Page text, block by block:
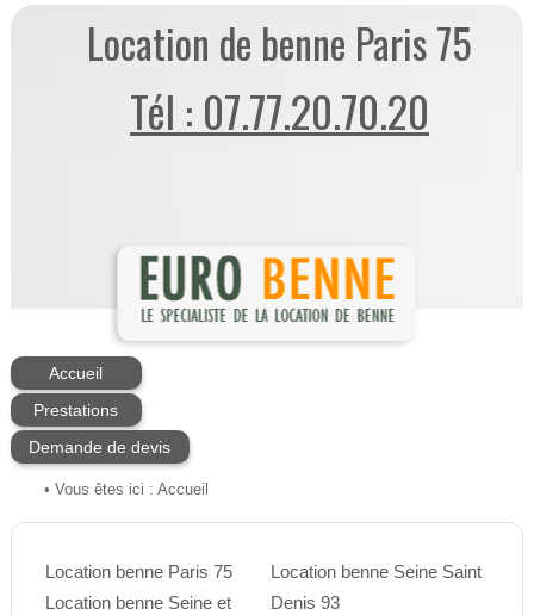
Location de benne Paris 75
Tél : 07.77.20.70.20
Accueil
Prestations
Demande de devis
• Vous êtes ici : Accueil
Location benne Paris 75
Location benne Seine et
Location benne Seine Saint
Denis 93